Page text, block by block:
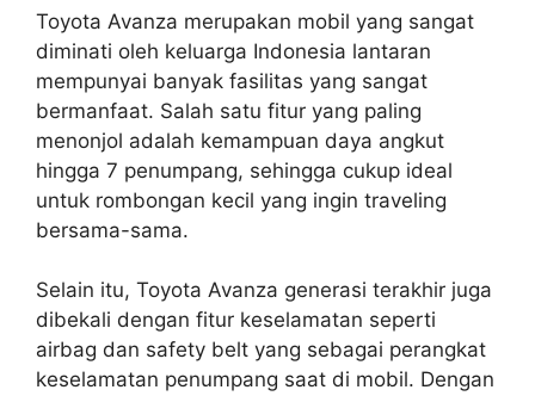
Toyota Avanza merupakan mobil yang sangat
diminati oleh keluarga Indonesia lantaran
mempunyai banyak fasilitas yang sangat
bermanfaat. Salah satu fitur yang paling
menonjol adalah kemampuan daya angkut
hingga 7 penumpang, sehingga cukup ideal
untuk rombongan kecil yang ingin traveling
bersama-sama.
Selain itu, Toyota Avanza generasi terakhir juga
dibekali dengan fitur keselamatan seperti
airbag dan safety belt yang sebagai perangkat
keselamatan penumpang saat di mobil. Dengan